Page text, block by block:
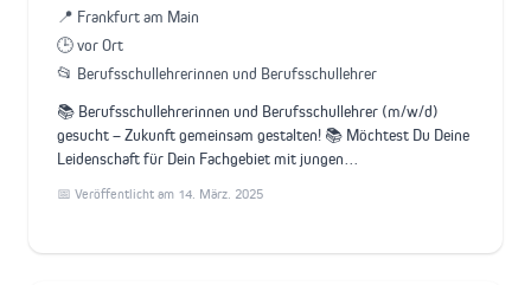
📍 Frankfurt am Main
🕒 vor Ort
📂 Berufsschullehrerinnen und Berufsschullehrer
📚 Berufsschullehrerinnen und Berufsschullehrer (m/w/d)
gesucht – Zukunft gemeinsam gestalten! 📚 Möchtest Du Deine
Leidenschaft für Dein Fachgebiet mit jungen…
📅 Veröffentlicht am 14. März. 2025